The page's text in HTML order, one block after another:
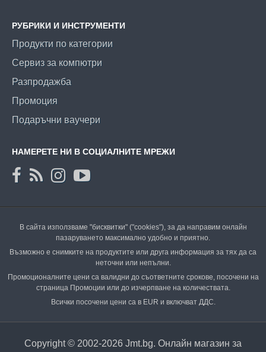
РУБРИКИ И ИНСТРУМЕНТИ
Продукти по категории
Сервиз за компютри
Разпродажба
Промоция
Подаръчни ваучери
НАМЕРЕТЕ НИ В СОЦИАЛНИТЕ МРЕЖИ
В сайта използваме "бисквитки" ("cookies"), за да направим онлайн
пазаруването максимално удобно и приятно.
Възможно е снимките на продуктите или друга информация за тях да са
неточни или непълни.
Промоционалните цени са валидни до съответните срокове, посочени на
страница Промоции или до изчерпване на количествата.
Всички посочени цени са в EUR и включват ДДС.
Copyright © 2002-2026 Jmt.bg. Онлайн магазин за